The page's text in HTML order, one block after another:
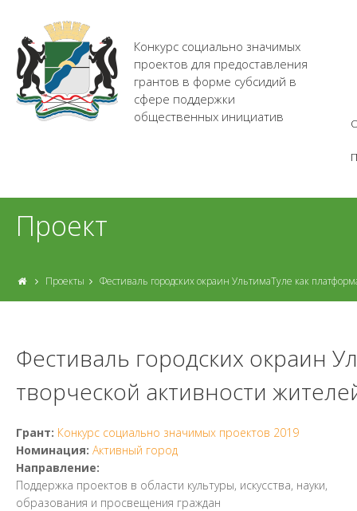
Конкурс социально значимых
проектов для предоставления
грантов в форме субсидий в
сфере поддержки
общественных инициатив
Проект
Проекты Фестиваль городских окраин УльтимаТуле как
Фестиваль городских окраин
творческой активности
Грант: Конкурс социально значимых проектов 2019
Номинация: Активный город
Направление:
Поддержка проектов в области культуры, искусства, науки,
образования и просвещения граждан